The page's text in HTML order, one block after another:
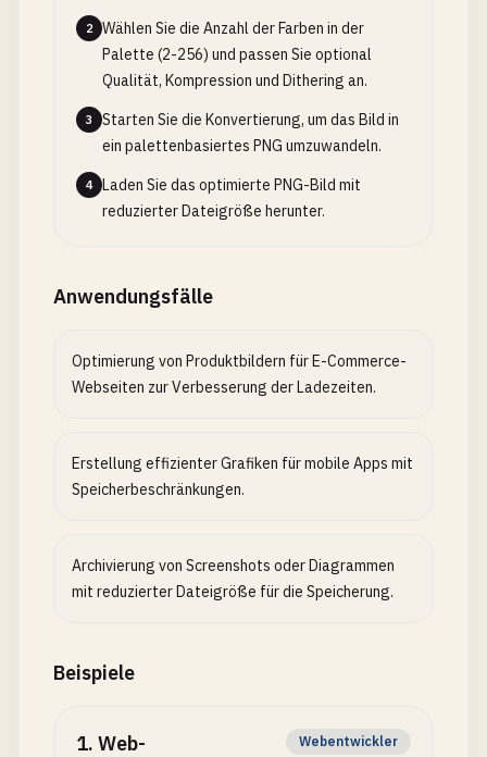
2
Wählen Sie die Anzahl der Farben in der
Palette (2-256) und passen Sie optional
Qualität, Kompression und Dithering an.
3
Starten Sie die Konvertierung, um das Bild in
ein palettenbasiertes PNG umzuwandeln.
4
Laden Sie das optimierte PNG-Bild mit
reduzierter Dateigröße herunter.
Anwendungsfälle
Optimierung von Produktbildern für E-Commerce-
Webseiten zur Verbesserung der Ladezeiten.
Erstellung effizienter Grafiken für mobile Apps mit
Speicherbeschränkungen.
Archivierung von Screenshots oder Diagrammen
mit reduzierter Dateigröße für die Speicherung.
Beispiele
1. Web-
Webentwickler